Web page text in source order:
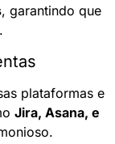
, garantindo que
plataformas e
Jira, Asana, e